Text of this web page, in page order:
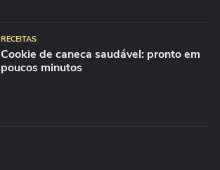
RECEITAS
Cookie de caneca saudável: pronto em
poucos minutos